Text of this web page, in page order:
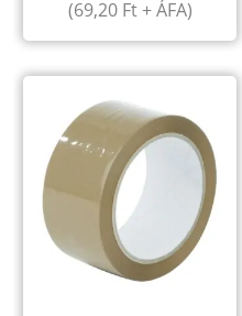
(69,20 Ft+ ÁFA)